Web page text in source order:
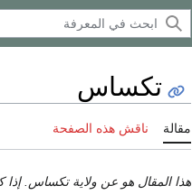
تكساس
مقالة ناقش هذه الصفحة
هذا المقال هو عن ولاية تكساس. إذا